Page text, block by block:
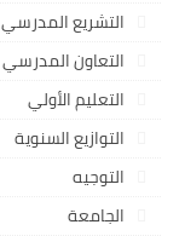
التشريع المدرسي
التعاون المدرسي
التعليم الأولي
التوازيع السنوية
التوجيه
الجامعة